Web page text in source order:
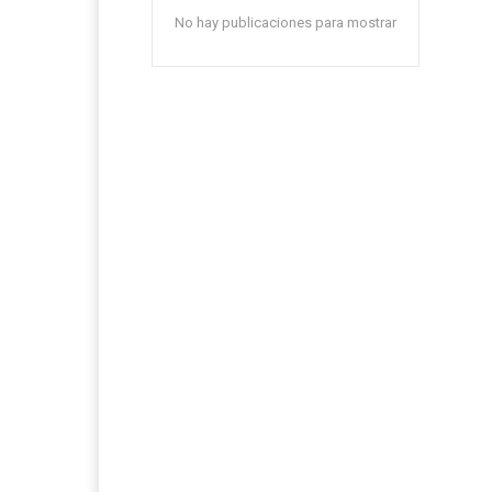
No hay publicaciones para mostrar